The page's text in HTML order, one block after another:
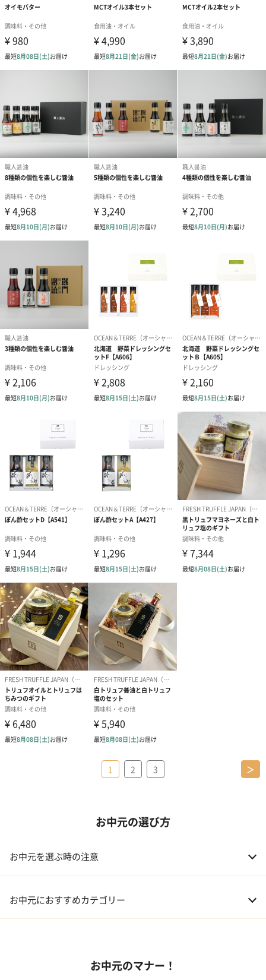
1 2 3 ＞
お中元の選び方
お中元を選ぶ時の注意
お中元におすすめカテゴリー
お中元のマナー！